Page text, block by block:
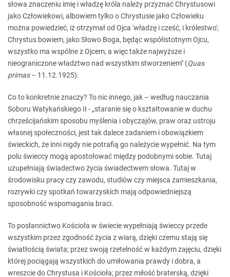
słowa znaczeniu imię i władzę króla należy przyznać Chrystusowi
jako Człowiekowi, albowiem tylko o Chrystusie jako Człowieku
można powiedzieć, iż otrzymał od Ojca 'władzę i cześć, i królestwo';
Chrystus bowiem, jako Słowo Boga, będąc współistotnym Ojcu,
wszystko ma wspólne z Ojcem, a więc także najwyższe i
nieograniczone władztwo nad wszystkim stworzeniem" (Quas
primas– 11.12.1925).
Co to konkretnie znaczy? To nic innego, jak – według nauczania
Soboru Watykańskiego II - „staranie się o kształtowanie w duchu
chrześcijańskim sposobu myślenia i obyczajów, praw oraz ustroju
własnej społeczności, jest tak dalece zadaniem i obowiązkiem
świeckich, że inni nigdy nie potrafią go należycie wypełnić. Na tym
polu świeccy mogą apostołować między podobnymi sobie. Tutaj
uzupełniają świadectwo życia świadectwem słowa. Tutaj w
środowisku pracy czy zawodu, studiów czy miejsca zamieszkania,
rozrywki czy spotkań towarzyskich mają odpowiedniejszą
sposobność wspomagania braci.
To posłannictwo Kościoła w świecie wypełniają świeccy przede
wszystkim przez zgodność życia z wiarą, dzięki czemu stają się
światłością świata; przez swoją rzetelność w każdym zajęciu, dzięki
której pociągają wszystkich do umiłowania prawdy i dobra, a
wreszcie do Chrystusa i Kościoła; przez miłość braterską, dzięki